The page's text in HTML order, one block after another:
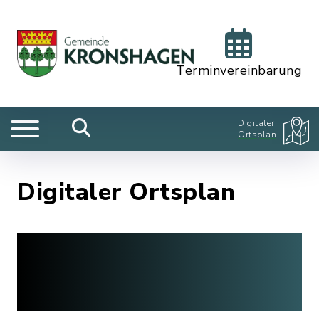
Terminvereinbarung
Digitaler
Ortsplan
Digitaler Ortsplan